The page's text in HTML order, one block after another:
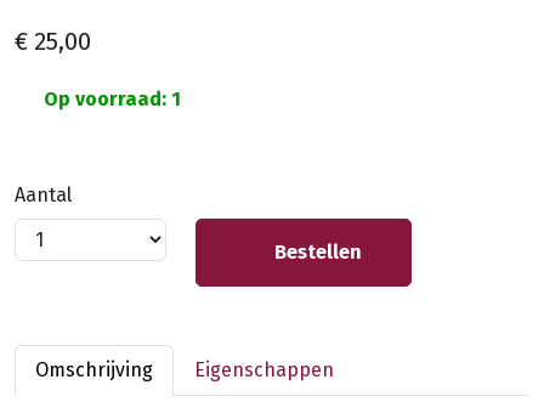
€ 25,00
Op voorraad: 1
Aantal
Bestellen
Omschrijving Eigenschappen